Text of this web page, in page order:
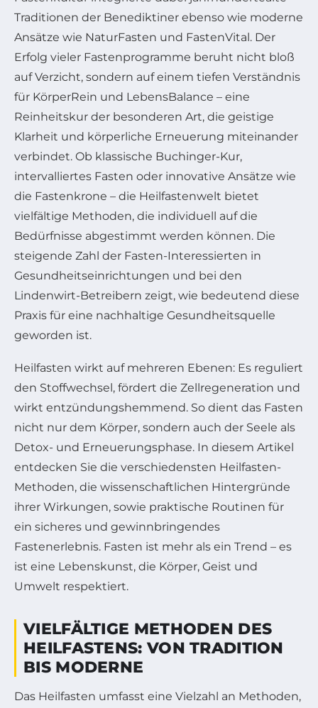
Traditionen der Benediktiner ebenso wie moderne
Ansätze wie NaturFasten und FastenVital. Der
Erfolg vieler Fastenprogramme beruht nicht bloß
auf Verzicht, sondern auf einem tiefen Verständnis
für KörperRein und LebensBalance – eine
Reinheitskur der besonderen Art, die geistige
Klarheit und körperliche Erneuerung miteinander
verbindet. Ob klassische Buchinger-Kur,
intervalliertes Fasten oder innovative Ansätze wie
die Fastenkrone – die Heilfastenwelt bietet
vielfältige Methoden, die individuell auf die
Bedürfnisse abgestimmt werden können. Die
steigende Zahl der Fasten-Interessierten in
Gesundheitseinrichtungen und bei den
Lindenwirt-Betreibern zeigt, wie bedeutend diese
Praxis für eine nachhaltige Gesundheitsquelle
geworden ist.
Heilfasten wirkt auf mehreren Ebenen: Es reguliert
den Stoffwechsel, fördert die Zellregeneration und
wirkt entzündungshemmend. So dient das Fasten
nicht nur dem Körper, sondern auch der Seele als
Detox- und Erneuerungsphase. In diesem Artikel
entdecken Sie die verschiedensten Heilfasten-
Methoden, die wissenschaftlichen Hintergründe
ihrer Wirkungen, sowie praktische Routinen für
ein sicheres und gewinnbringendes
Fastenerlebnis. Fasten ist mehr als ein Trend – es
ist eine Lebenskunst, die Körper, Geist und
Umwelt respektiert.
VIELFÄLTIGE METHODEN DES
HEILFASTENS: VON TRADITION
BIS MODERNE
Das Heilfasten umfasst eine Vielzahl an Methoden,